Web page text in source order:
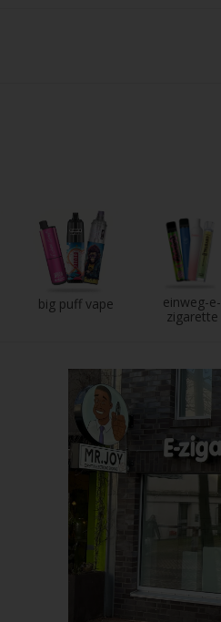
big puff vape
einweg-e-
zigarette